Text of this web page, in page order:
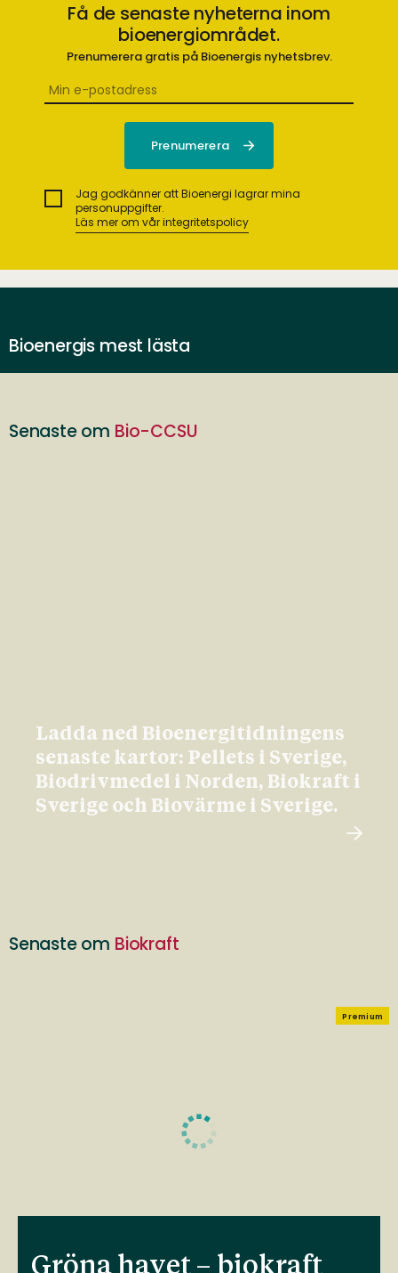
Få de senaste nyheterna inom
bioenergiområdet.
Prenumerera gratis på Bioenergis nyhetsbrev.
Jag godkänner att Bioenergi lagrar mina
personuppgifter.
Läs mer om vår integritetspolicy
Bioenergis mest lästa
Senaste om Bio-CCSU
Ladda ned Bioenergitidningens
senaste kartor: Pellets i Sverige,
Biodrivmedel i Norden, Biokraft i
Sverige och Biovärme i Sverige.
Senaste om Biokraft
Premium
Gröna havet – biokraft